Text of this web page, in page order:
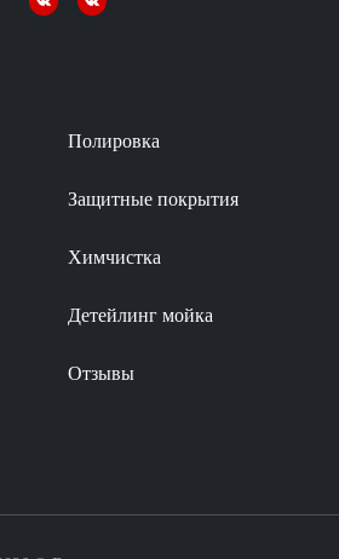
Полировка
Защитные покрытия
Химчистка
Детейлинг мойка
Отзывы